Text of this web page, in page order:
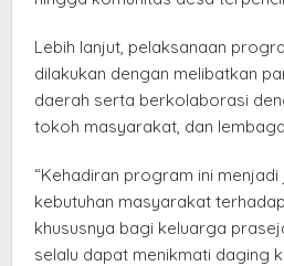
Lebih lanjut, pelaksanaan
dilakukan dengan melibatkan
daerah serta berkolaborasi
tokoh masyarakat, dan
“Kehadiran program ini
kebutuhan masyarakat
khususnya bagi keluarga
selalu dapat menikmati daging